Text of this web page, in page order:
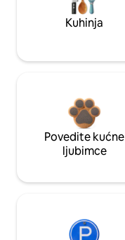
Kuhinja
Povedite kućne
ljubimce